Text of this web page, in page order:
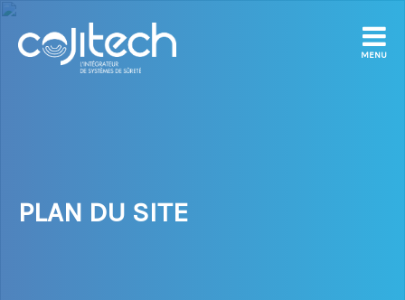
MENU
PLAN DU SITE